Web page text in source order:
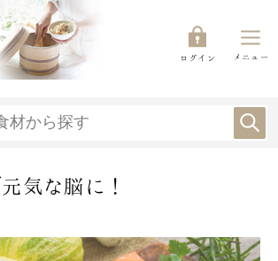
ログイン メニュー
気な脳に！